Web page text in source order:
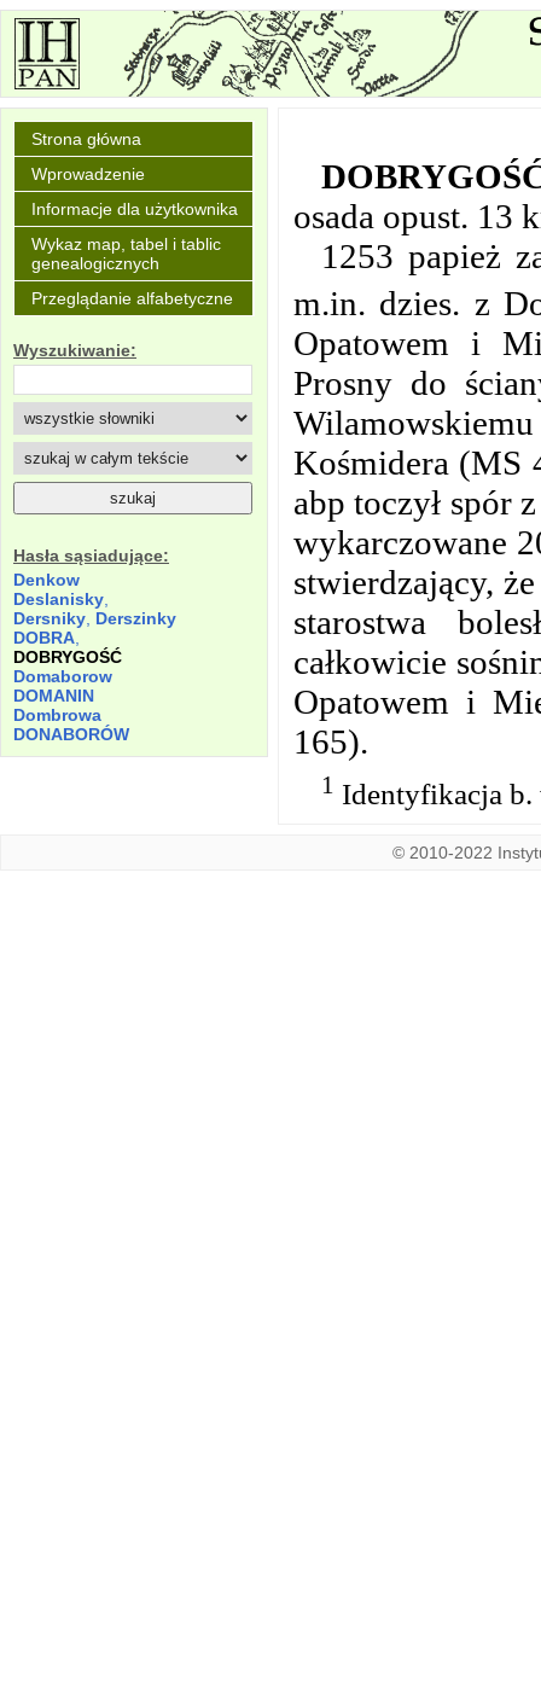
Strona główna
Wprowadzenie
Informacje dla użytkownika
Wykaz map, tabel i tablic
genealogicznych
Przeglądanie alfabetyczne
Wyszukiwanie:
Hasła sąsiadujące:
Denkow
Deslanisky
Dersniky Derszinky
DOBRA
DOBRYGOŚĆ
Domaborow
DOMANIN
Dombrowa
DONABORÓW
osada opust. 13
1253 papież
m.in. dzies. z
Opatowem i
Prosny do
Kośmidera (MS
abp toczył spór
wykarczowane
stwierdzający,
starostwa
całkowicie
Opatowem i
165).
1 Identyfikacja
© 2010-2022